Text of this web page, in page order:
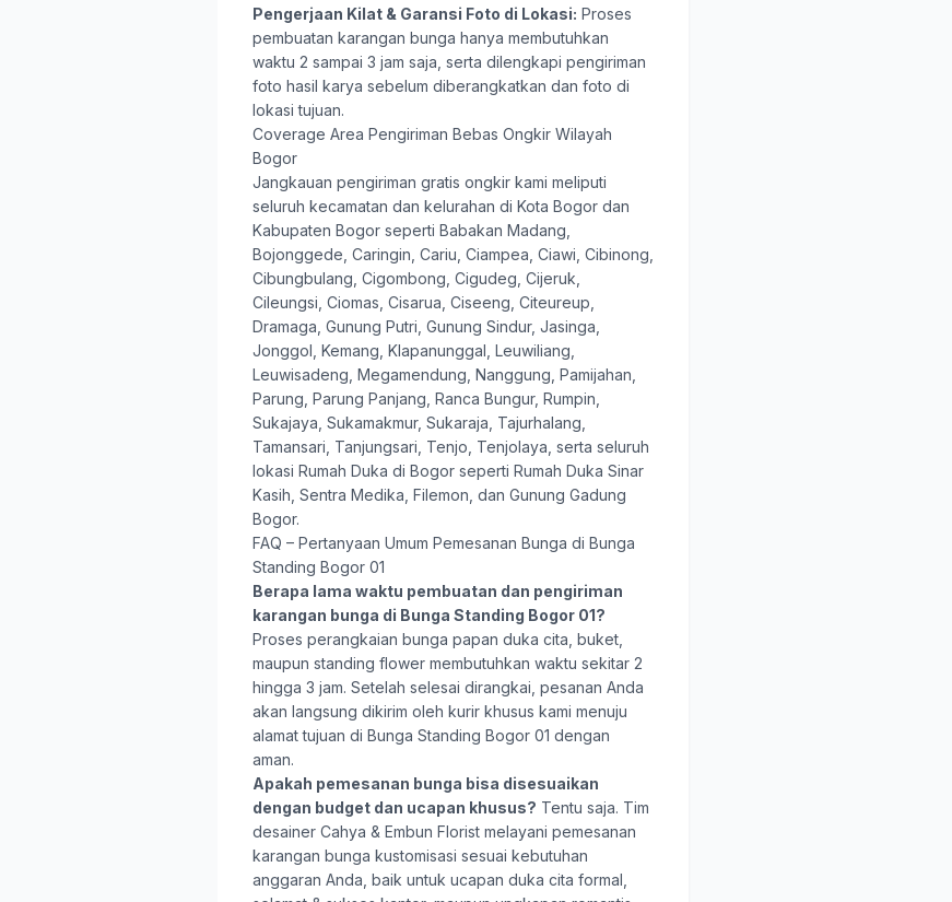
Pengerjaan Kilat & Garansi Foto di Lokasi: Proses
pembuatan karangan bunga hanya membutuhkan
waktu 2 sampai 3 jam saja, serta dilengkapi pengiriman
foto hasil karya sebelum diberangkatkan dan foto di
lokasi tujuan.
Coverage Area Pengiriman Bebas Ongkir Wilayah
Bogor
Jangkauan pengiriman gratis ongkir kami meliputi
seluruh kecamatan dan kelurahan di Kota Bogor dan
Kabupaten Bogor seperti Babakan Madang,
Bojonggede, Caringin, Cariu, Ciampea, Ciawi, Cibinong,
Cibungbulang, Cigombong, Cigudeg, Cijeruk,
Cileungsi, Ciomas, Cisarua, Ciseeng, Citeureup,
Dramaga, Gunung Putri, Gunung Sindur, Jasinga,
Jonggol, Kemang, Klapanunggal, Leuwiliang,
Leuwisadeng, Megamendung, Nanggung, Pamijahan,
Parung, Parung Panjang, Ranca Bungur, Rumpin,
Sukajaya, Sukamakmur, Sukaraja, Tajurhalang,
Tamansari, Tanjungsari, Tenjo, Tenjolaya, serta seluruh
lokasi Rumah Duka di Bogor seperti Rumah Duka Sinar
Kasih, Sentra Medika, Filemon, dan Gunung Gadung
Bogor.
FAQ – Pertanyaan Umum Pemesanan Bunga di Bunga
Standing Bogor 01
Berapa lama waktu pembuatan dan pengiriman
karangan bunga di Bunga Standing Bogor 01?
Proses perangkaian bunga papan duka cita, buket,
maupun standing flower membutuhkan waktu sekitar 2
hingga 3 jam. Setelah selesai dirangkai, pesanan Anda
akan langsung dikirim oleh kurir khusus kami menuju
alamat tujuan di Bunga Standing Bogor 01 dengan
aman.
Apakah pemesanan bunga bisa disesuaikan
dengan budget dan ucapan khusus? Tentu saja. Tim
desainer Cahya & Embun Florist melayani pemesanan
karangan bunga kustomisasi sesuai kebutuhan
anggaran Anda, baik untuk ucapan duka cita formal,